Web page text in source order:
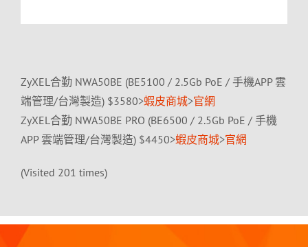
ZyXEL合勤 NWA50BE (BE5100 / 2.5Gb PoE / 手機APP 雲
端管理/台灣製造) $3580>蝦皮商城>官網
ZyXEL合勤 NWA50BE PRO (BE6500 / 2.5Gb PoE / 手機
APP 雲端管理/台灣製造) $4450>蝦皮商城>官網
(Visited 201 times)